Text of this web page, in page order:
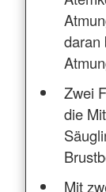
daran
Zwei
die
Mit